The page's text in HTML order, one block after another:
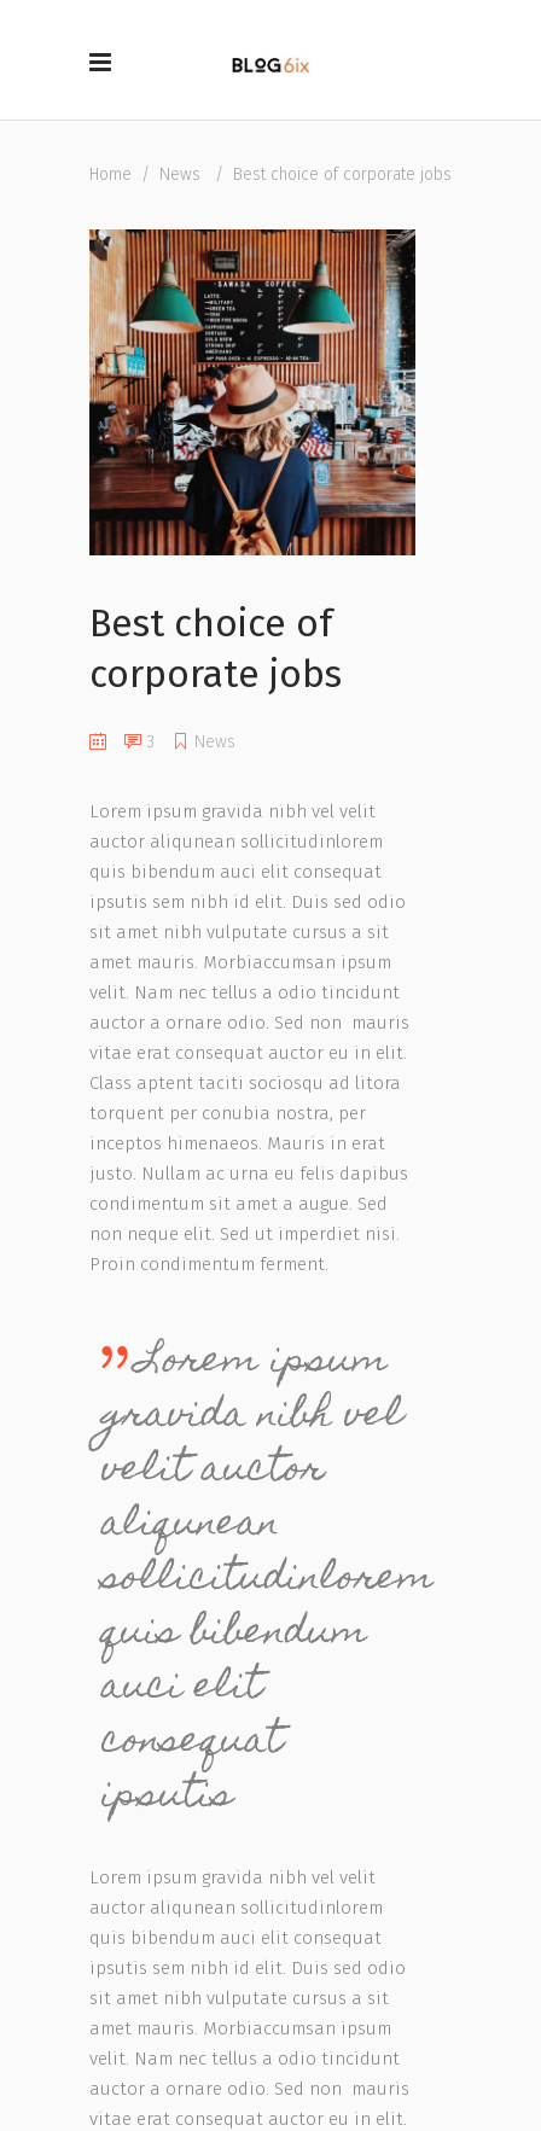
Home / News / Best choice of corporate jobs
Best choice of
corporate jobs
3 News
Lorem ipsum gravida nibh vel velit
auctor aliqunean sollicitudinlorem
quis bibendum auci elit consequat
ipsutis sem nibh id elit. Duis sed odio
sit amet nibh vulputate cursus a sit
amet mauris. Morbiaccumsan ipsum
velit. Nam nec tellus a odio tincidunt
auctor a ornare odio. Sed non mauris
vitae erat consequat auctor eu in elit.
Class aptent taciti sociosqu ad litora
torquent per conubia nostra, per
inceptos himenaeos. Mauris in erat
justo. Nullam ac urna eu felis dapibus
condimentum sit amet a augue. Sed
non neque elit. Sed ut imperdiet nisi.
Proin condimentum ferment.
Lorem ipsum
gravida nibh vel
velit auctor
aliqunean
sollicitudinlorem
quis bibendum
auci elit
consequat
ipsutis
Lorem ipsum gravida nibh vel velit
auctor aliqunean sollicitudinlorem
quis bibendum auci elit consequat
ipsutis sem nibh id elit. Duis sed odio
sit amet nibh vulputate cursus a sit
amet mauris. Morbiaccumsan ipsum
velit. Nam nec tellus a odio tincidunt
auctor a ornare odio. Sed non mauris
vitae erat consequat auctor eu in elit.